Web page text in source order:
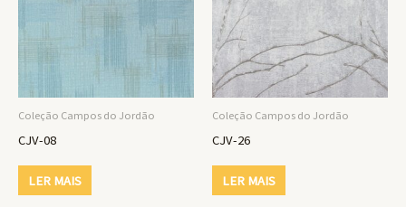
Coleção Campos do Jordão
CJV-08
LER MAIS
Coleção Campos do Jordão
CJV-26
LER MAIS